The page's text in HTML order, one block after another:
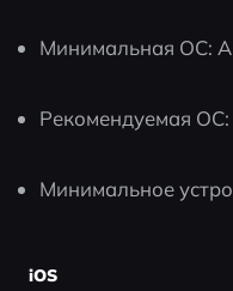
Минимальная ОС:
Рекомендуемая
Минимальное
iOS